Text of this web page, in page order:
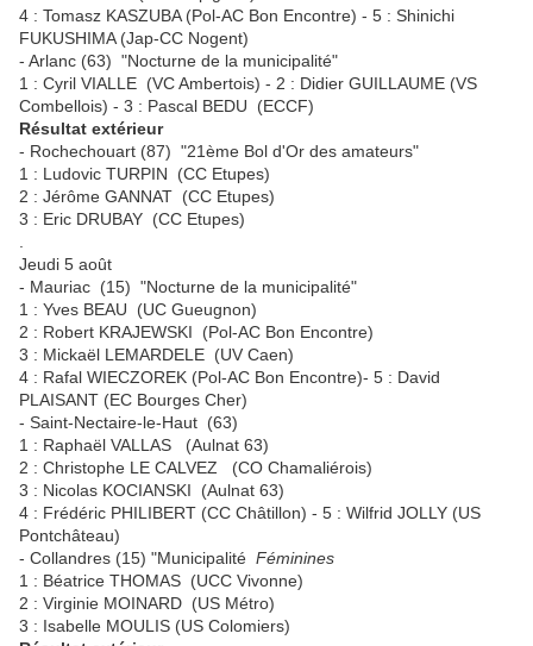
4 : Tomasz KASZUBA (Pol-AC Bon Encontre) - 5 : Shinichi
FUKUSHIMA (Jap-CC Nogent)
- Arlanc (63) "Nocturne de la municipalité"
1 : Cyril VIALLE (VC Ambertois) - 2 : Didier GUILLAUME (VS
Combellois) - 3 : Pascal BEDU (ECCF)
Résultat extérieur
- Rochechouart (87) "21ème Bol d'Or des amateurs"
1 : Ludovic TURPIN (CC Etupes)
2 : Jérôme GANNAT (CC Etupes)
3 : Eric DRUBAY (CC Etupes)
Jeudi 5 août
- Mauriac (15) "Nocturne de la municipalité"
1 : Yves BEAU (UC Gueugnon)
2 : Robert KRAJEWSKI (Pol-AC Bon Encontre)
3 : Mickaël LEMARDELE (UV Caen)
4 : Rafal WIECZOREK (Pol-AC Bon Encontre)- 5 : David
PLAISANT (EC Bourges Cher)
- Saint-Nectaire-le-Haut (63)
1 : Raphaël VALLAS (Aulnat 63)
2 : Christophe LE CALVEZ (CO Chamaliérois)
3 : Nicolas KOCIANSKI (Aulnat 63)
4 : Frédéric PHILIBERT (CC Châtillon) - 5 : Wilfrid JOLLY (US
Pontchâteau)
- Collandres (15) "Municipalité Féminines
1 : Béatrice THOMAS (UCC Vivonne)
2 : Virginie MOINARD (US Métro)
3 : Isabelle MOULIS (US Colomiers)